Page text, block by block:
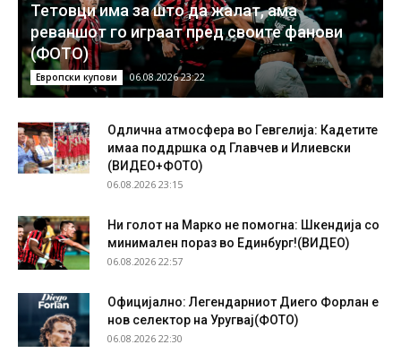
Тетовци има за што да жалат, ама
реваншот го играат пред своите фанови
(ФОТО)
Европски купови 06.08.2026 23:22
Одлична атмосфера во Гевгелија: Кадетите
имаа поддршка од Главчев и Илиевски
(ВИДЕО+ФОТО)
06.08.2026 23:15
Ни голот на Марко не помогна: Шкендија со
минимален пораз во Единбург!(ВИДЕО)
06.08.2026 22:57
Официјално: Легендарниот Диего Форлан е
нов селектор на Уругвај(ФОТО)
06.08.2026 22:30